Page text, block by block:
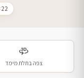
322
צפה בתלת מימד